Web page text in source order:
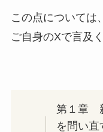
この点については
ご自身のXで言及
第１章
を問い直